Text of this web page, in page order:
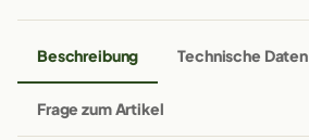
Beschreibung Technische Daten
Frage zum Artikel